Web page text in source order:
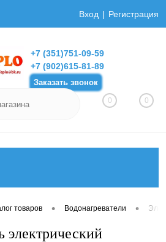
Вход Регистрация
+7 (351)751-09-59
+7 (902)615-81-89
Заказать звонок
0 0
товаров • Водонагреватели •
электрический